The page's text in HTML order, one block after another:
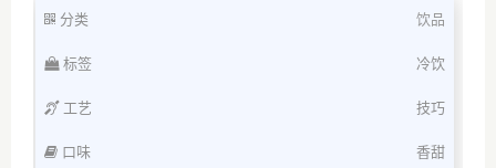
分类 饮品
标签 冷饮
工艺 技巧
口味 香甜